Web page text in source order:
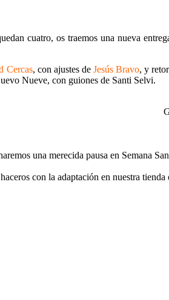
cuatro, os traemos una nueva
Cercas, con ajustes de Jesús Bravo, y
Nueve, con guiones de Santi Selvi.
una merecida pausa en Semana
con la adaptación en nuestra